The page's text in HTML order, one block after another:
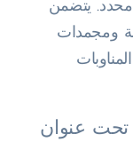
يتضمن
ومجمدات
تحت عنوان